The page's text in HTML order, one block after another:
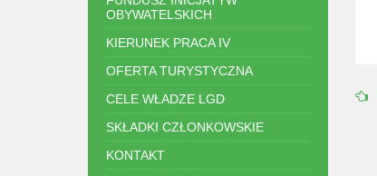
OBYWATELSKICH
KIERUNEK PRACA IV
OFERTA TURYSTYCZNA
CELE WŁADZE LGD
SKŁADKI CZŁONKOWSKIE
KONTAKT